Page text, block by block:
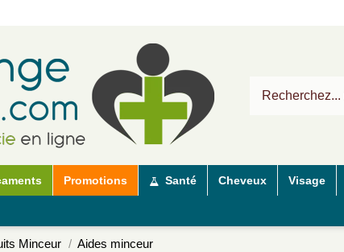
Promotions Santé Cheveux Visage
Minceur Aides minceur